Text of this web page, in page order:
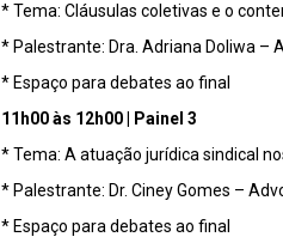
* Tema: Cláusulas coletivas e o
* Palestrante: Dra. Adriana Doliwa –
* Espaço para debates ao final
11h00 às 12h00 | Painel 3
* Tema: A atuação jurídica sindical
* Palestrante: Dr. CineyGomes –
* Espaço para debates ao final